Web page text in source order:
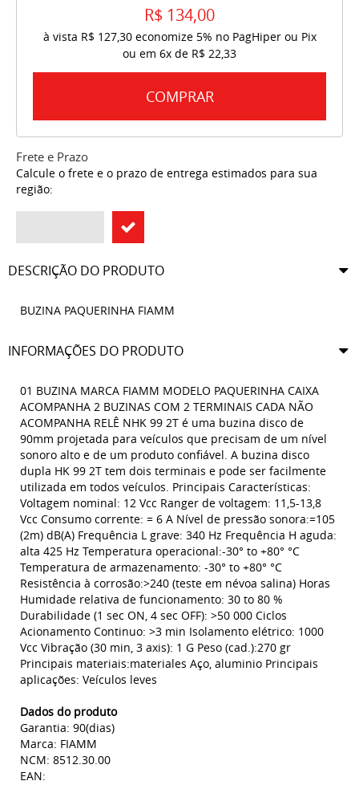
R$ 134,00
à vista R$ 127,30economize 5% no PagHiper ou Pix
ou em 6x de R$ 22,33
COMPRAR
Frete e Prazo
Calcule o frete e o prazo de entrega estimados para sua
região:
DESCRIÇÃO DO PRODUTO
BUZINA PAQUERINHA FIAMM
INFORMAÇÕES DO PRODUTO
01 BUZINA MARCA FIAMM MODELO PAQUERINHA CAIXA
ACOMPANHA 2 BUZINAS COM 2 TERMINAIS CADA NÃO
ACOMPANHA RELÊ NHK 99 2T é uma buzina disco de
90mm projetada para veículos que precisam de um nível
sonoro alto e de um produto confiável. A buzina disco
dupla HK 99 2T tem dois terminais e pode ser facilmente
utilizada em todos veículos. Principais Características:
Voltagem nominal: 12 Vcc Ranger de voltagem: 11,5-13,8
Vcc Consumo corrente: = 6 A Nível de pressão sonora:=105
(2m) dB(A) Frequência L grave: 340 Hz Frequência H aguda:
alta 425 Hz Temperatura operacional:-30° to +80° °C
Temperatura de armazenamento: -30° to +80° °C
Resistência à corrosão:>240 (teste em névoa salina) Horas
Humidade relativa de funcionamento: 30 to 80 %
Durabilidade (1 sec ON, 4 sec OFF): >50 000 Ciclos
Acionamento Continuo: >3 min Isolamento elétrico: 1000
Vcc Vibração (30 min, 3 axis): 1 G Peso (cad.):270 gr
Principais materiais:materiales Aço, aluminio Principais
aplicações: Veículos leves
Dados do produto
Garantia: 90(dias)
Marca: FIAMM
NCM: 8512.30.00
EAN: